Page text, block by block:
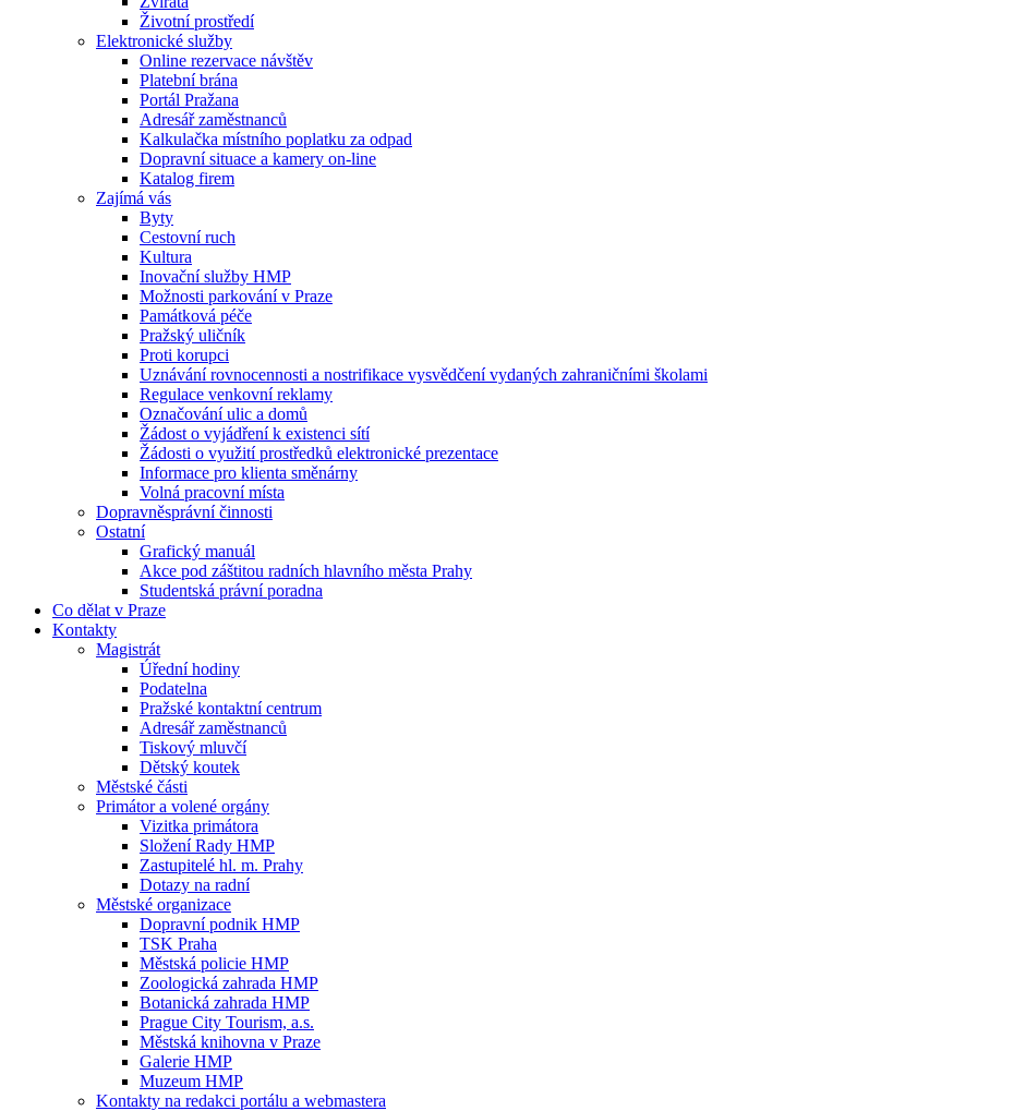
Životní prostředí
Elektronické služby
Online rezervace návštěv
Platební brána
Portál Pražana
Adresář zaměstnanců
Kalkulačka místního poplatku za odpad
Dopravní situace a kamery on-line
Katalog firem
Zajímá vás
Byty
Cestovní ruch
Kultura
Inovační služby HMP
Možnosti parkování v Praze
Památková péče
Pražský uličník
Proti korupci
Uznávání rovnocennosti a nostrifikace vysvědčení vydaných zahraničními školami
Regulace venkovní reklamy
Označování ulic a domů
Žádost o vyjádření k existenci sítí
Žádosti o využití prostředků elektronické prezentace
Informace pro klienta směnárny
Volná pracovní místa
Dopravněsprávní činnosti
Ostatní
Grafický manuál
Akce pod záštitou radních hlavního města Prahy
Studentská právní poradna
Co dělat v Praze
Kontakty
Magistrát
Úřední hodiny
Podatelna
Pražské kontaktní centrum
Adresář zaměstnanců
Tiskový mluvčí
Dětský koutek
Městské části
Primátor a volené orgány
Vizitka primátora
Složení Rady HMP
Zastupitelé hl. m. Prahy
Dotazy na radní
Městské organizace
Dopravní podnik HMP
TSK Praha
Městská policie HMP
Zoologická zahrada HMP
Botanická zahrada HMP
Prague City Tourism, a.s.
Městská knihovna v Praze
Galerie HMP
Muzeum HMP
Kontakty na redakci portálu a webmastera